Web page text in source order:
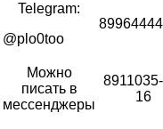
Telegram:
@plo0too
Можно
писать в
мессенджеры
16